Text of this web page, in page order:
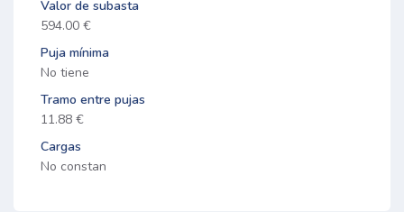
Valor de subasta
594.00 €
Puja mínima
No tiene
Tramo entre pujas
11.88 €
Cargas
No constan